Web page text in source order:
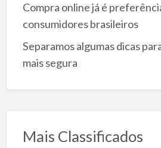
Compra online já é
consumidores brasileiros
Separamos algumas dicas
mais segura
Mais Classificados